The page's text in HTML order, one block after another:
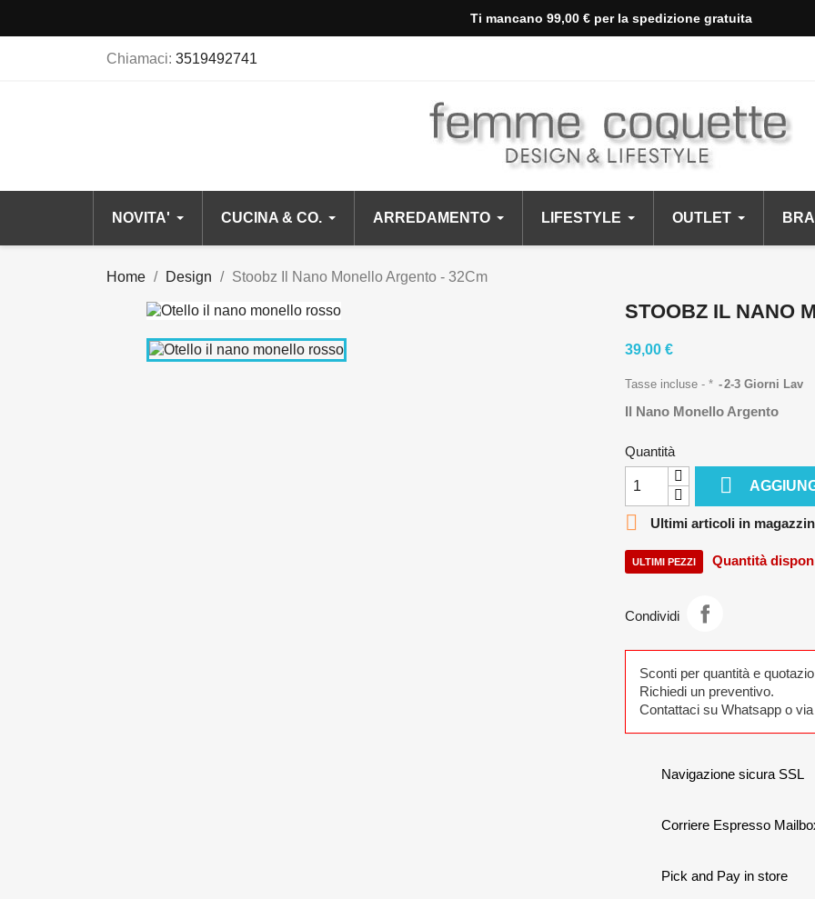
Ti mancano 99,00 € per la spedizione gratuita
Chiamaci: 3519492741
NOVITA' CUCINA & CO. ARREDAMENTO LIFESTYLE OUTLET
Home Design Stoobz Il Nano Monello Argento - 32Cm
STOOBZ IL NANO
39,00 €
Tasse incluse * 2-3 Giorni Lav
Il Nano Monello Argento
Quantità

 Ultimi articoli in
ULTIMI PEZZI Quantità
Condividi
Sconti per quantità e
Richiedi un preventivo.
Contattaci su Whatsapp o
Navigazione sicura SSL
Corriere Espresso
Pick and Pay in store